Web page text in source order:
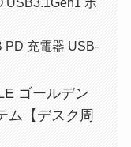
PD 充電器 USB-
ゴールデン
ム【デスク周